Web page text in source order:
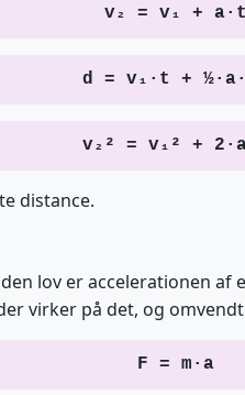
v₂ = v₁ + a·t
d = v₁·t +
v₂² = v₁² +
distance.
lov er accelerationen
virker på det, og
F = m·a